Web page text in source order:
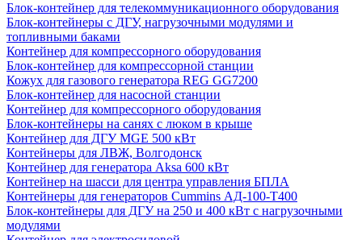
Блок-контейнер для телекоммуникационного оборудования
Блок-контейнеры с ДГУ, нагрузочными модулями и
топливными баками
Контейнер для компрессорного оборудования
Блок-контейнер для компрессорной станции
Кожух для газового генератора REG GG7200
Блок-контейнер для насосной станции
Контейнер для компрессорного оборудования
Блок-контейнеры на санях с люком в крыше
Контейнер для ДГУ MGE 500 кВт
Контейнеры для ЛВЖ, Волгодонск
Контейнер для генератора Aksa 600 кВт
Контейнер на шасси для центра управления БПЛА
Контейнеры для генераторов Cummins АД-100-Т400
Блок-контейнеры для ДГУ на 250 и 400 кВт с нагрузочными
модулями